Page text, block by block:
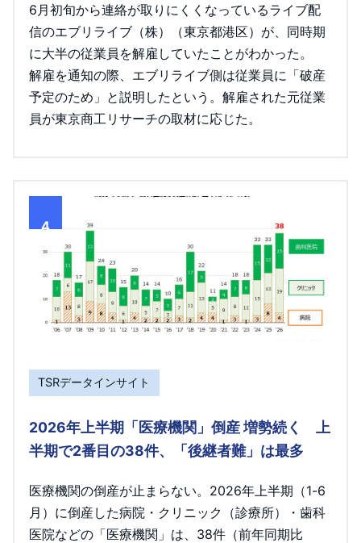
6月初旬から連絡が取りにくくなっているライブ配
信のエブリライブ（株）（東京都港区）が、同時期
に大半の従業員を解雇していたことがわかった。
解雇を通知の際、エブリライブ側は従業員に「破産
予定のため」と説明したという。解雇された元従業
員が東京商工リサーチの取材に応じた。
4
TSRデータインサイト
2026年上半期「医療機関」倒産 増勢続く 上
半期で2番目の38件、「後継者難」は最多
医療機関の倒産が止まらない。2026年上半期（1-6
月）に倒産した病院・クリニック（診療所）・歯科
医院などの「医療機関」は、38件（前年同期比